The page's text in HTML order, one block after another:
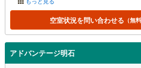
空室状況を問い合わせる （無
アドバンテージ明石